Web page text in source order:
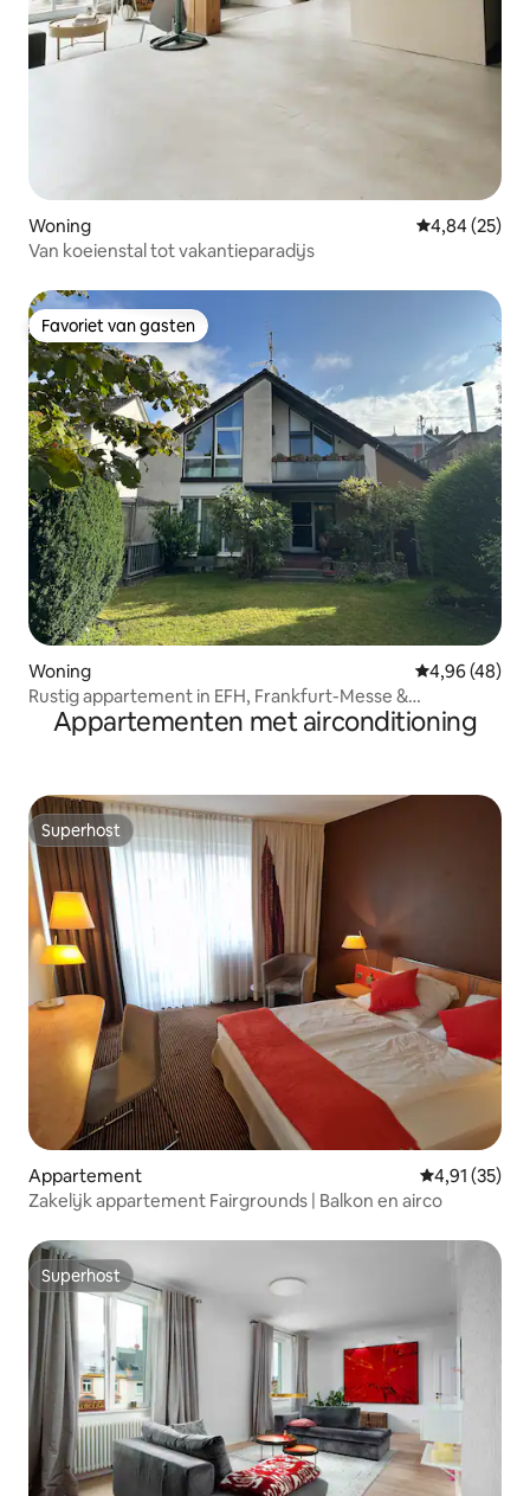
Woning Gemiddelde
4,84 (25)
Van koeienstal tot vakantieparadijs
Favoriet van gasten
Favoriet van gasten
Woning Gemiddelde
4,96 (48)
Rustig appartement in EFH, Frankfurt-Messe &
luchthaven
Appartementen met airconditioning
Superhost
Superhost
Appartement Gemiddelde
4,91 (35)
Zakelijk appartement Fairgrounds | Balkon en airco
Superhost
Superhost